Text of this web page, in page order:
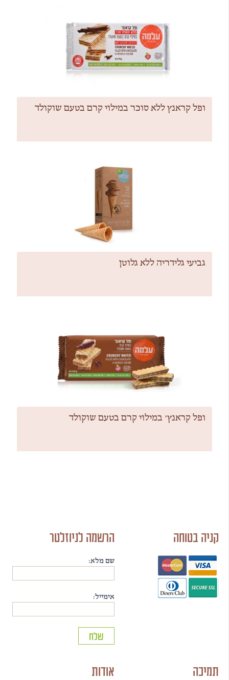
ופל קראנץ ללא סוכר במילוי קרם בטעם שוקולד
גביעי גלידריה ללא גלוטן
ופל קראנץ׳ במילוי קרם בטעם שוקולד
קניה בטוחה הרשמה לניוזלטר
שם מלא:
אימייל:
תמיכה אודות